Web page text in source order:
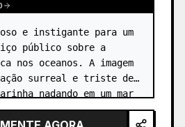
e instigante para um
público sobre a
nos oceanos. A imagem
surreal e triste de
nadando em um mar
plásticas, em vez